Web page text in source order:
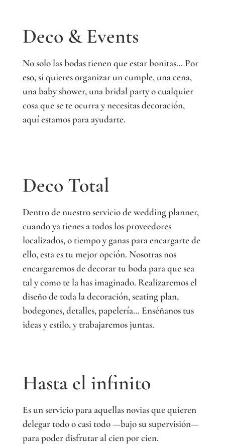
Deco & Events
No solo las bodas tienen que estar bonitas… Por
eso, si quieres organizar un cumple, una cena,
una baby shower, una bridal party o cualquier
cosa que se te ocurra y necesitas decoración,
aquí estamos para ayudarte.
Deco Total
Dentro de nuestro servicio de wedding planner,
cuando ya tienes a todos los proveedores
localizados, o tiempo y ganas para encargarte de
ello, esta es tu mejor opción. Nosotras nos
encargaremos de decorar tu boda para que sea
tal y como te la has imaginado. Realizaremos el
diseño de toda la decoración, seating plan,
bodegones, detalles, papelería… Enséñanos tus
ideas y estilo, y trabajaremos juntas.
Hasta el infinito
Es un servicio para aquellas novias que quieren
delegar todo o casi todo —bajo su supervisión—
para poder disfrutar al cien por cien.